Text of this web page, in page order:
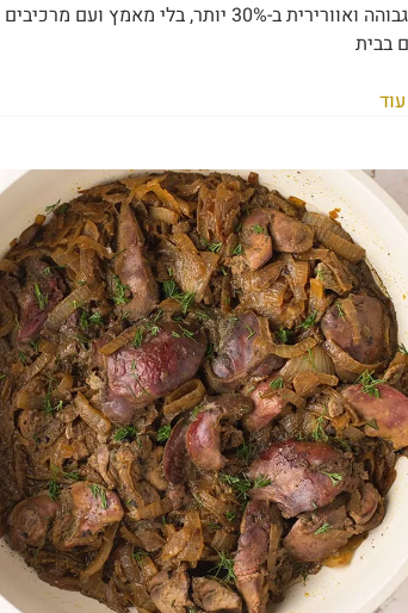
מספיק עם עוגות החנק: כך תכינו עוגת תפוזים וקוקוס גבוהה ואוורירית ב-30% יותר, בלי מאמץ ועם מרכיבים
בבית